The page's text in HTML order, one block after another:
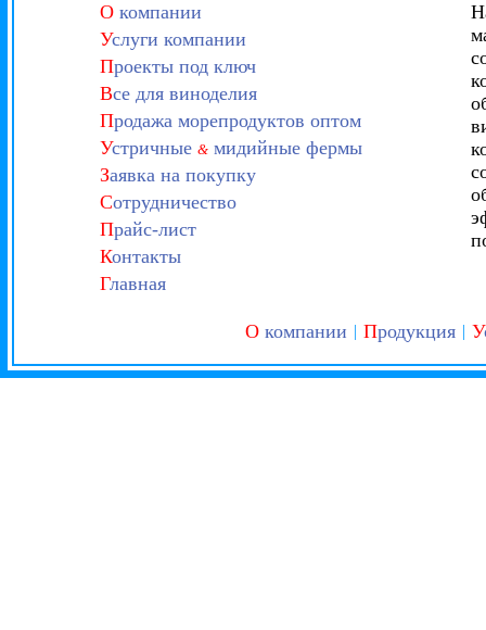
О компании
Услуги компании
Проекты под ключ
Все для виноделия
Продажа морепродуктов оптом
Устричные & мидийные фермы
Заявка на покупку
Сотрудничество
Прайс-лист
Контакты
Главная
О компании | Продукция | У